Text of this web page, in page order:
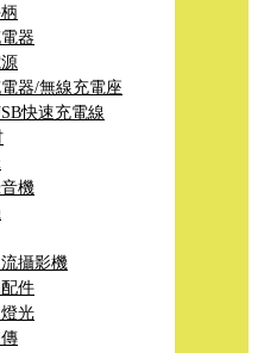
器
器/無線充電座
快速充電線
機
攝影機
件
光